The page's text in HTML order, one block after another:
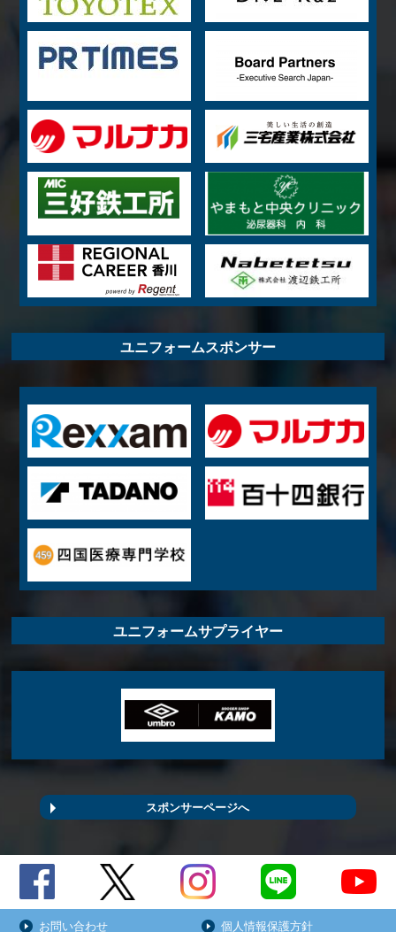
ユニフォームスポンサー
ユニフォームサプライヤー
スポンサーページへ
お問い合わせ 個人情報保護方針